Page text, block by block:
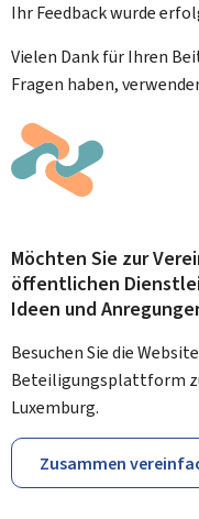
Ihr Feedback wurde
Vielen Dank für Ihren
Fragen haben,
Möchten Sie zur
öffentlichen
Ideen und
Besuchen Sie die
Beteiligungsplattform
Luxemburg.
Zusammen